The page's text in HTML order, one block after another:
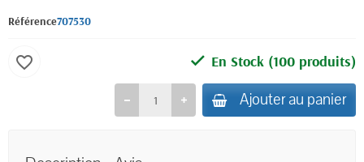
Référence707530
En Stock (100 produits)
Ajouter au panier
favorite_border